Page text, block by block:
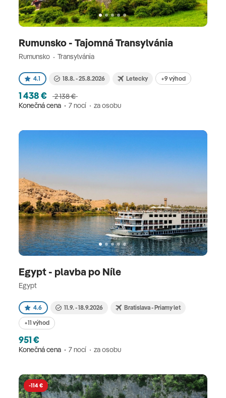
Rumunsko - Tajomná Transylvánia
Rumunsko Transylvánia
4.1 18.8. - 25.8.2026 Letecky +9 výhod
1 438 €
2 138 €
Konečná cena
7 nocí za osobu
Egypt - plavba po Níle
Egypt
4.6 11.9. - 18.9.2026 Bratislava - Priamy let
+11 výhod
951 €
Konečná cena 7 nocí za osobu
-114 €